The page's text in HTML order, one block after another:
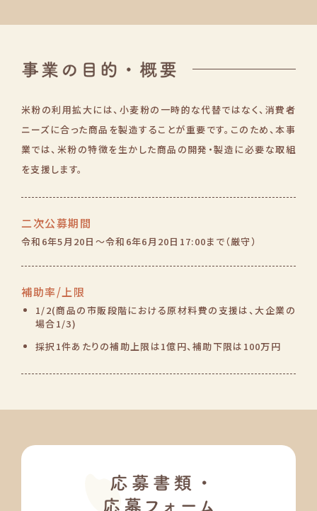
米粉の利用拡大には、小麦粉の一時的な代替ではなく、消費者
ニーズに合った商品を製造することが重要です。このため、本事
業では、米粉の特徴を生かした商品の開発・製造に必要な取組
を支援します。
二次公募期間
令和6年5月20日～令和6年6月20日 17:00まで（厳守）
補助率/上限
1/2(商品の市販段階における原材料費の支援は、大企業の
場合1/3)
採択1件あたりの補助上限は1億円、補助下限は100万円